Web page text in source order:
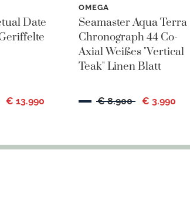
Date
€ 13.990
OMEGA
Seamaster Aqua Terra
Chronograph 44 Co-
Axial Weißes "Vertical
Teak" Linen Blatt
€ 8.900 € 3.990